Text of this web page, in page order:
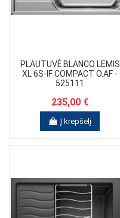
PLAUTUVĖ BLANCO LEMIS
XL 6S-IF COMPACT O.AF -
525111
235,00 €
Į krepšelį